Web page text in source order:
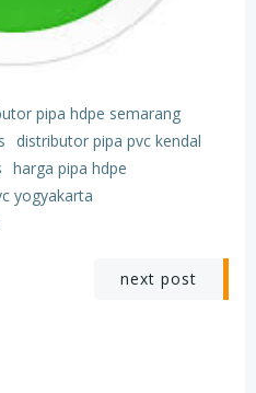
pipa hdpe semarang
distributor pipa pvc kendal
harga pipa hdpe
yogyakarta
next post